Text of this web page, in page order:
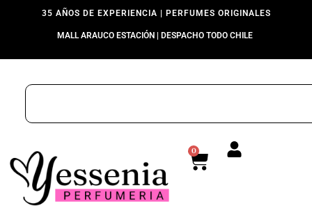
35 AÑOS DE EXPERIENCIA | PERFUMES ORIGINALES
MALL ARAUCO ESTACIÓN | DESPACHO TODO CHILE
0